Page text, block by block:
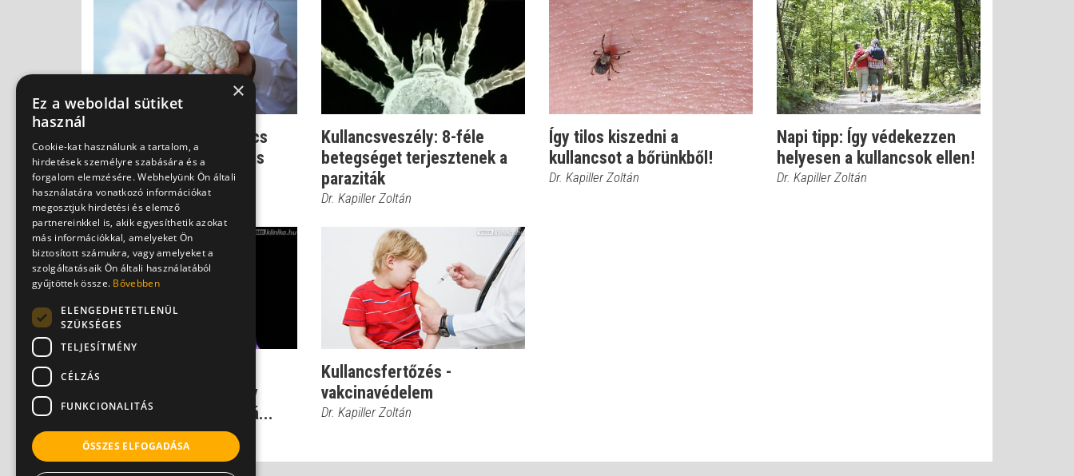
Tünetek: Ilyen a kullancs
okozta agyvelőgyulladás
Dr. Vészi Zsuzsa
Kullancsveszély: 8-féle
betegséget terjesztenek a
paraziták
Dr. Kapiller Zoltán
Így tilos kiszedni a
kullancsot a bőrünkből!
Dr. Kapiller Zoltán
Napi tipp: Így védekezzen
helyesen a kullancsok ellen!
Dr. Kapiller Zoltán
Agyvelő- és
agyhártyagyulladás: Így
jelentkezik a kullancs-á...
Dr. Kapiller Zoltán
Kullancsfertőzés -
vakcinavédelem
Dr. Kapiller Zoltán
×
Ez a weboldal sütiket
használ
Cookie-kat használunk a tartalom, a
hirdetések személyre szabására és a
forgalom elemzésére. Webhelyünk Ön általi
használatára vonatkozó információkat
megosztjuk hirdetési és elemző
partnereinkkel is, akik egyesíthetik azokat
más információkkal, amelyeket Ön
biztosított számukra, vagy amelyeket a
szolgáltatásaik Ön általi használatából
gyűjtöttek össze. Bővebben
ELENGEDHETETLENÜL
SZÜKSÉGES
TELJESÍTMÉNY
CÉLZÁS
FUNKCIONALITÁS
ÖSSZES ELFOGADÁSA